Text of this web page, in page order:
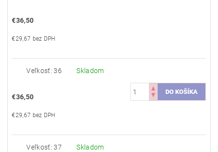
€36,50
€29,67 bez DPH
Veľkosť: 36 Skladom
€36,50
€29,67 bez DPH
Veľkosť: 37 Skladom